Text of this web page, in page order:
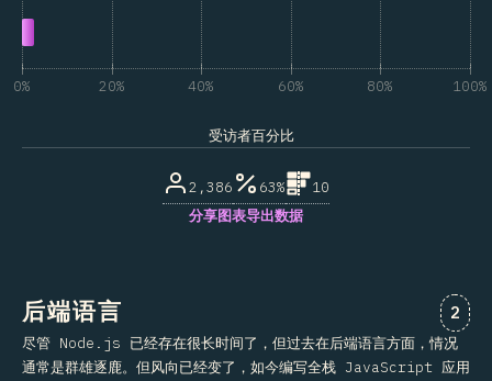
0% 20% 40% 60% 80% 100%
受访者百分比
2,386 63%
10
分享图表导出数据
后端语言 对“
2
尽管 Node.js 已经存在很长时间了，但过去在后端语言方面，情况
通常是群雄逐鹿。但风向已经变了，如今编写全栈 JavaScript 应用